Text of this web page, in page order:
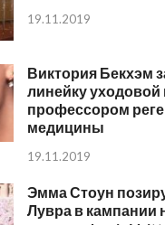
19.11.2019
Виктория Бекхэм
линейку уходовой
профессором
медицины
19.11.2019
Эмма Стоун
Лувра в кампании